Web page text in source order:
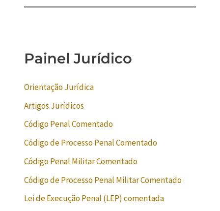
Painel Jurídico
Orientação Jurídica
Artigos Jurídicos
Código Penal Comentado
Código de Processo Penal Comentado
Código Penal Militar Comentado
Código de Processo Penal Militar Comentado
Lei de Execução Penal (LEP) comentada